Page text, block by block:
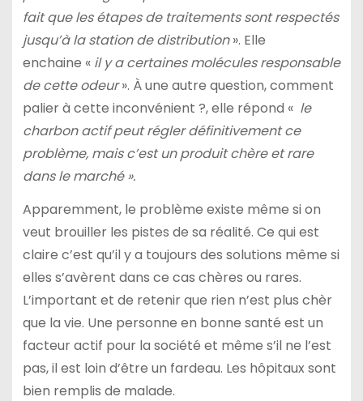
fait que les étapes de traitements sont respectés
jusqu’à la station de distribution». Elle
enchaine «il y a certaines molécules responsable
de cette odeur». À une autre question, comment
palier à cette inconvénient ?, elle répond « le
charbon actif peut régler définitivement ce
problème, mais c’est un produit chère et rare
dans le marché ».
Apparemment, le problème existe même si on
veut brouiller les pistes de sa réalité. Ce qui est
claire c’est qu’il y a toujours des solutions même si
elles s’avèrent dans ce cas chères ou rares.
L’important et de retenir que rien n’est plus chèr
que la vie. Une personne en bonne santé est un
facteur actif pour la société et même s’il ne l’est
pas, il est loin d’être un fardeau. Les hôpitaux sont
bien remplis de malade.